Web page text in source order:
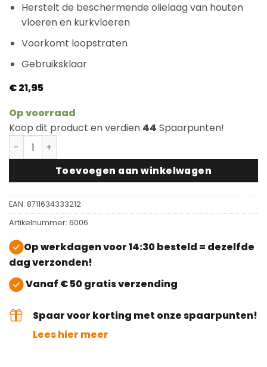
Herstelt de beschermende olielaag van houten
vloeren en kurkvloeren
Voorkomt loopstraten
Gebruiksklaar
€21,95
Op voorraad
Koop dit product en verdien 44 Spaarpunten!
Floorservice Onderhoudsolie Naturel aantal
Toevoegen aan winkelwagen
EAN: 8711634333212
Artikelnummer: 6006
Op werkdagen voor 14:30 besteld = dezelfde
dag verzonden!
Vanaf € 50 gratis verzending
Spaar voor korting met onze spaarpunten!
Lees hier meer